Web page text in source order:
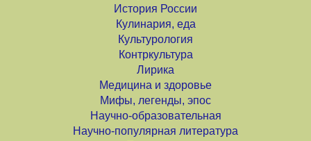
История России
Кулинария, еда
Культурология
Контркультура
Лирика
Медицина и здоровье
Мифы, легенды, эпос
Научно-образовательная
Научно-популярная литература